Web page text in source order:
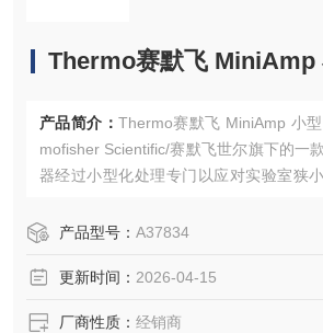
Thermo赛默飞 MiniAmp
产品简介： Thermo赛默飞 MiniAmp 小
mofisher Scientific/赛默飞世尔旗下的一
器经过小型化处理专门以应对实验室狭
产品型号： A37834
更新时间： 2026-04-15
厂商性质： 经销商